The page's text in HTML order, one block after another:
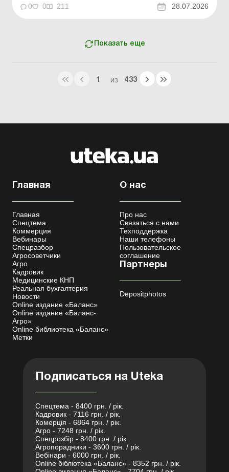
перевозчик компенсировал поставщику его стоимость.
Когда сдавать НН, если товар передали перевозчику,
0 0 211 28.07.2026
Показать еще
1 ИЗ 433
Главная
Главная
Спецтема
Коммерция
Вебинары
Спецразбор
Агросоветчики
Агро
Кадровик
Медицинские КНП
Реальная бухгалтерия
Новости
Online издание «Баланс»
Online издание «Баланс-
Агро»
Online библиотека «Баланс»
Метки
О нас
Про нас
Связаться с нами
Техподдержка
Наши телефоны
Пользовательское
соглашение
Партнеры
Depositphotos
Подписаться на Uteka
Спецтема - 8400 грн. / рік.
Кадровик - 7116 грн. / рік.
Комерція - 6864 грн. / рік.
Агро - 7248 грн. / рік.
Спецрозбір - 8400 грн. / рік.
Агропорадники - 3600 грн. / рік.
Вебінари - 6000 грн. / рік.
Online бібліотека «Баланс» - 8352 грн. / рік.